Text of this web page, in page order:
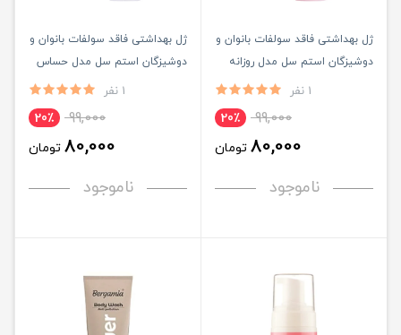
ژل بهداشتی فاقد سولفات بانوان و
دوشیزگان استم سل مدل روزانه
1 نفر
99,000 20٪
80,000 تومان
ناموجود
ژل بهداشتی فاقد سولفات بانوان و
دوشیزگان استم سل مدل حساس
1 نفر
99,000 20٪
80,000 تومان
ناموجود